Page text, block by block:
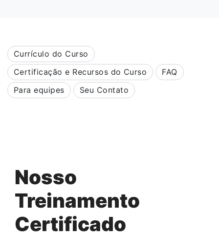
Currículo do Curso
Certificação e Recursos do Curso
FAQ
Para equipes
Seu Contato
Nosso
Treinamento
Certificado